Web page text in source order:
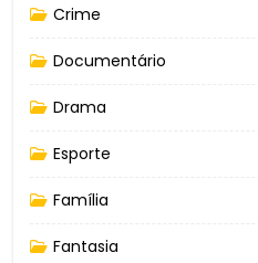
Crime
Documentário
Drama
Esporte
Família
Fantasia